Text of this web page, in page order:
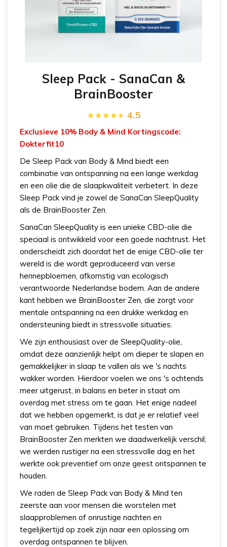
Sleep Pack - SanaCan &
BrainBooster
4.5
Exclusieve 10% Body & Mind Kortingscode:
Dokterfit10
De Sleep Pack van Body & Mind biedt een
combinatie van ontspanning na een lange werkdag
en een olie die de slaapkwaliteit verbetert. In deze
Sleep Pack vind je zowel de SanaCan SleepQuality
als de BrainBooster Zen.
SanaCan SleepQuality is een unieke CBD-olie die
speciaal is ontwikkeld voor een goede nachtrust. Het
onderscheidt zich doordat het de enige CBD-olie ter
wereld is die wordt geproduceerd van verse
hennepbloemen, afkomstig van ecologisch
verantwoorde Nederlandse bodem. Aan de andere
kant hebben we BrainBooster Zen, die zorgt voor
mentale ontspanning na een drukke werkdag en
ondersteuning biedt in stressvolle situaties.
We zijn enthousiast over de SleepQuality-olie,
omdat deze aanzienlijk helpt om dieper te slapen en
gemakkelijker in slaap te vallen als we 's nachts
wakker worden. Hierdoor voelen we ons 's ochtends
meer uitgerust, in balans en beter in staat om
overdag met stress om te gaan. Het enige nadeel
dat we hebben opgemerkt, is dat je er relatief veel
van moet gebruiken. Tijdens het testen van
BrainBooster Zen merkten we daadwerkelijk verschil;
we werden rustiger na een stressvolle dag en het
werkte ook preventief om onze geest ontspannen te
houden.
We raden de Sleep Pack van Body & Mind ten
zeerste aan voor mensen die worstelen met
slaapproblemen of onrustige nachten en
tegelijkertijd op zoek zijn naar een oplossing om
overdag ontspannen te blijven.